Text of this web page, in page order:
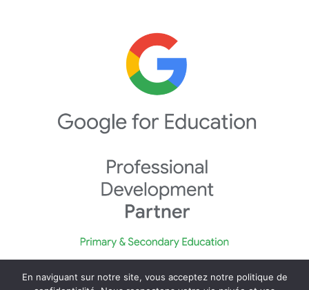
En naviguant sur notre site, vous acceptez notre politique de